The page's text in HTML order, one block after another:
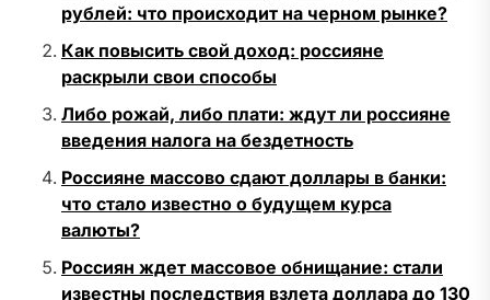
рублей: что происходит на черном рынке?
Как повысить свой доход: россияне
раскрыли свои способы
Либо рожай, либо плати: ждут ли россияне
введения налога на бездетность
Россияне массово сдают доллары в банки:
что стало известно о будущем курса
валюты?
Россиян ждет массовое обнищание: стали
известны последствия взлета доллара до 130